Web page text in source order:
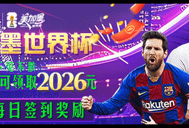
曲轴 其他